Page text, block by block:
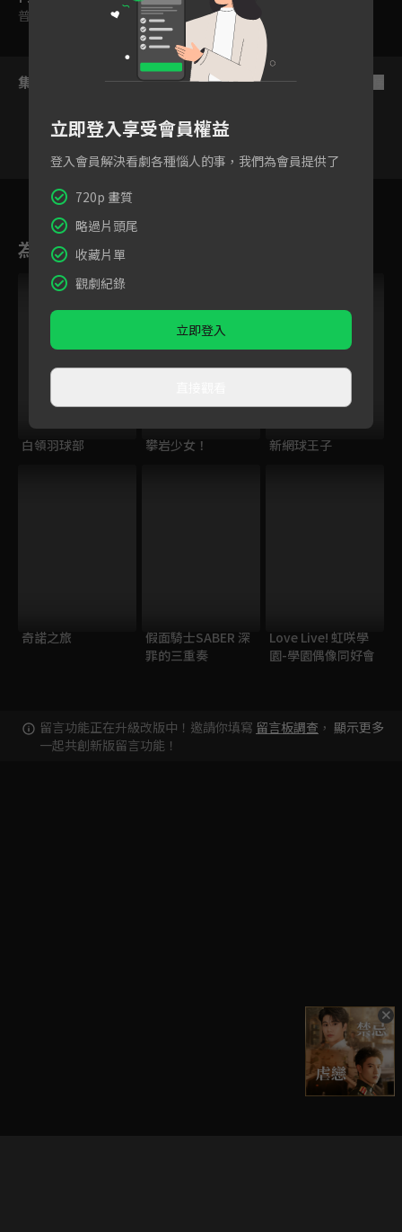
普遍級
集數列表
為您推薦
白領羽球部 攀岩少女！ 新網球王子
奇諾之旅
假面騎士SABER 深
罪的三重奏
Love Live! 虹咲學
園-學園偶像同好會
留言功能正在升級改版中！邀請你填寫 留言板調查 ，
一起共創新版留言功能！
顯示更多
立即登入享受會員權益
登入會員解決看劇各種惱人的事，我們為會員提供了
720p 畫質
略過片頭尾
收藏片單
觀劇紀錄
立即登入